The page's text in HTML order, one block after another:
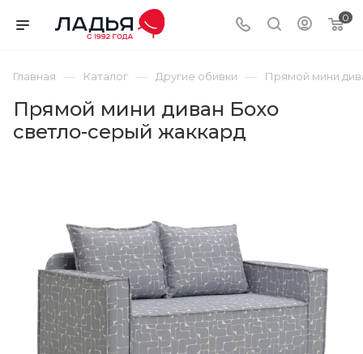
0
Главная — Каталог — Другие обивки — Прямой мини
Прямой мини диван Бохо
светло-серый жаккард